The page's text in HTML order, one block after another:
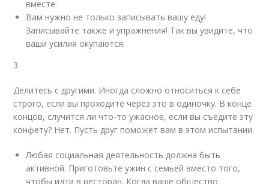
вместе.
Вам нужно не только записывать вашу еду!
Записывайте также и упражнения! Так вы увидите, что
ваши усилия окупаются.
3
Делитесь с другими. Иногда сложно относиться к себе
строго, если вы проходите через это в одиночку. В конце
концов, случится ли что-то ужасное, если вы съедите эту
конфету? Нет. Пусть друг поможет вам в этом испытании.
Любая социальная деятельность должна быть
активной. Приготовьте ужин с семьей вместо того,
чтобы идти в ресторан. Когда ваше общество